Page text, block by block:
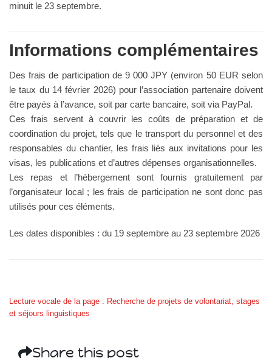
minuit le 23 septembre.
Informations complémentaires
Des frais de participation de 9 000 JPY (environ 50 EUR selon
le taux du 14 février 2026) pour l’association partenaire doivent
être payés à l’avance, soit par carte bancaire, soit via PayPal.
Ces frais servent à couvrir les coûts de préparation et de
coordination du projet, tels que le transport du personnel et des
responsables du chantier, les frais liés aux invitations pour les
visas, les publications et d’autres dépenses organisationnelles.
Les repas et l’hébergement sont fournis gratuitement par
l’organisateur local ; les frais de participation ne sont donc pas
utilisés pour ces éléments.
Les dates disponibles : du 19 septembre au 23 septembre 2026
Lecture vocale de la page : Recherche de projets de volontariat, stages
et séjours linguistiques
Share this post